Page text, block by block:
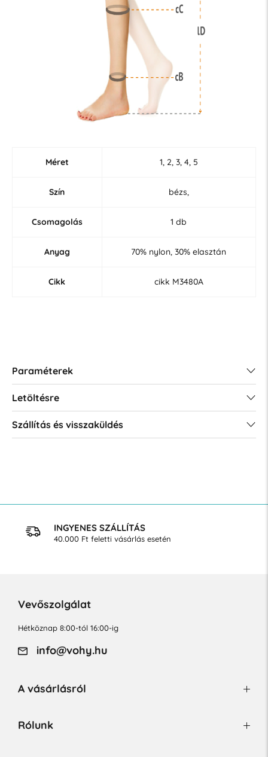
Méret 1, 2, 3, 4, 5
Szín bézs,
Csomagolás 1 db
Anyag 70% nylon, 30% elasztán
Cikk cikk M3480A
Paraméterek
Letöltésre
Szállítás és visszaküldés
INGYENES SZÁLLÍTÁS
40.000 Ft feletti vásárlás esetén
Vevőszolgálat
Hétköznap 8:00-tól 16:00-ig
info@vohy.hu
A vásárlásról
Rólunk